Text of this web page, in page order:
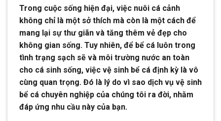
Trong cuộc sống hiện đại, việc nuôi cá cảnh
không chỉ là một sở thích mà còn là một cách để
mang lại sự thư giãn và tăng thêm vẻ đẹp cho
không gian sống. Tuy nhiên, để bể cá luôn trong
tình trạng sạch sẽ và môi trường nước an toàn
cho cá sinh sống, việc vệ sinh bể cá định kỳ là vô
cùng quan trọng. Đó là lý do vì sao dịch vụ vệ sinh
bể cá chuyên nghiệp của chúng tôi ra đời, nhằm
đáp ứng nhu cầu này của bạn.